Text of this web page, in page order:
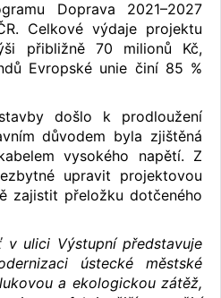
Doprava 2021–2027
Celkové výdaje projektu
přibližně 70 milionů Kč,
Evropské unie činí 85 %
došlo k prodloužení
důvodem byla zjištěná
vysokého napětí. Z
upravit projektovou
zajistit přeložku dotčeného
v ulici Výstupní představuje
ústecké městské
a ekologickou zátěž,